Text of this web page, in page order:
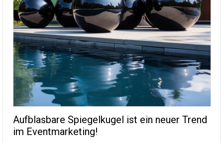
Aufblasbare Spiegelkugel ist ein neuer Trend
im Eventmarketing!